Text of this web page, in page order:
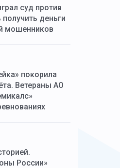
суд против
деньги
мошенников
покорила
Ветераны АО
России»